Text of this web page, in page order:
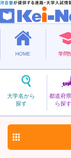
HOME 学問
大学名から
探す
都道府
ら探す
私立
よこはまやっ
横浜